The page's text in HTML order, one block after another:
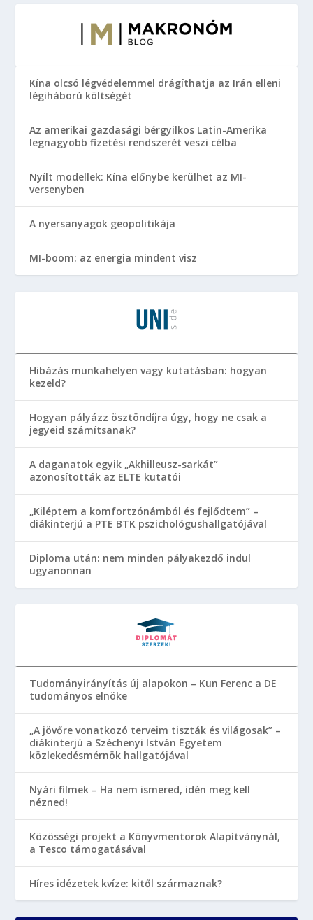
Kína olcsó légvédelemmel drágíthatja az Irán elleni
légiháború költségét
Az amerikai gazdasági bérgyilkos Latin-Amerika
legnagyobb fizetési rendszerét veszi célba
Nyílt modellek: Kína előnybe kerülhet az MI-
versenyben
A nyersanyagok geopolitikája
MI-boom: az energia mindent visz
Hibázás munkahelyen vagy kutatásban: hogyan
kezeld?
Hogyan pályázz ösztöndíjra úgy, hogy ne csak a
jegyeid számítsanak?
A daganatok egyik „Akhilleusz-sarkát”
azonosították az ELTE kutatói
„Kiléptem a komfortzónámból és fejlődtem” –
diákinterjú a PTE BTK pszichológushallgatójával
Diploma után: nem minden pályakezdő indul
ugyanonnan
Tudományirányítás új alapokon – Kun Ferenc a DE
tudományos elnöke
„A jövőre vonatkozó terveim tiszták és világosak” –
diákinterjú a Széchenyi István Egyetem
közlekedésmérnök hallgatójával
Nyári filmek – Ha nem ismered, idén meg kell
nézned!
Közösségi projekt a Könyvmentorok Alapítványnál,
a Tesco támogatásával
Híres idézetek kvíze: kitől származnak?